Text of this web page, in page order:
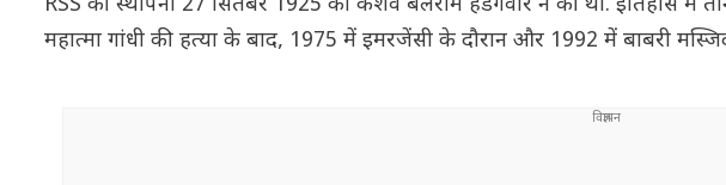
महात्मा गांधी की हत्या के बाद, 1975 में इमरजेंसी के दौरान और 1992 में बाबरी